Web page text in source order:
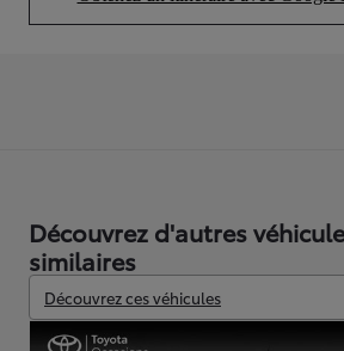
(Opens in
Découvrez d'autres
similaires
Découvrez ces véhicules